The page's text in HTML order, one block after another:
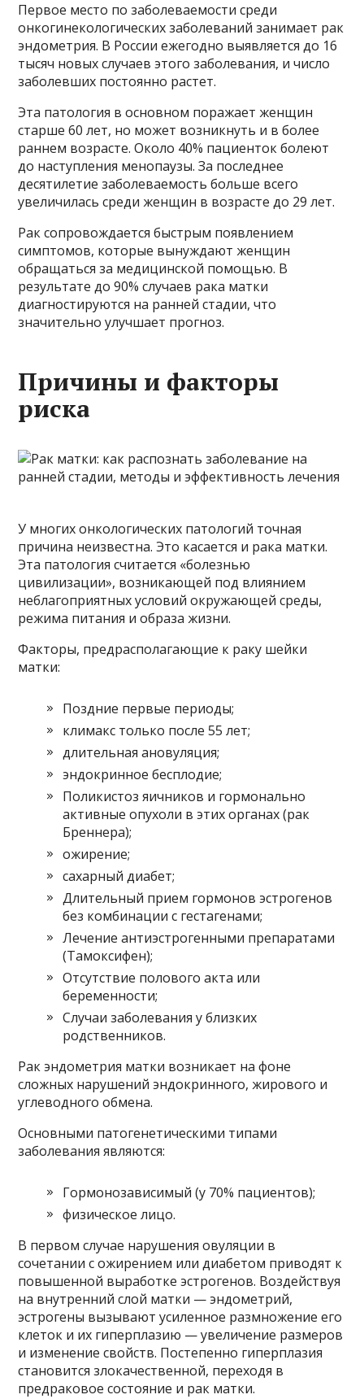
Первое место по заболеваемости среди
онкогинекологических заболеваний занимает рак
эндометрия. В России ежегодно выявляется до 16
тысяч новых случаев этого заболевания, и число
заболевших постоянно растет.
Эта патология в основном поражает женщин
старше 60 лет, но может возникнуть и в более
раннем возрасте. Около 40% пациенток болеют
до наступления менопаузы. За последнее
десятилетие заболеваемость больше всего
увеличилась среди женщин в возрасте до 29 лет.
Рак сопровождается быстрым появлением
симптомов, которые вынуждают женщин
обращаться за медицинской помощью. В
результате до 90% случаев рака матки
диагностируются на ранней стадии, что
значительно улучшает прогноз.
Причины и факторы
риска
У многих онкологических патологий точная
причина неизвестна. Это касается и рака матки.
Эта патология считается «болезнью
цивилизации», возникающей под влиянием
неблагоприятных условий окружающей среды,
режима питания и образа жизни.
Факторы, предрасполагающие к раку шейки
матки:
Поздние первые периоды;
климакс только после 55 лет;
длительная ановуляция;
эндокринное бесплодие;
Поликистоз яичников и гормонально
активные опухоли в этих органах (рак
Бреннера);
ожирение;
сахарный диабет;
Длительный прием гормонов эстрогенов
без комбинации с гестагенами;
Лечение антиэстрогенными препаратами
(Тамоксифен);
Отсутствие полового акта или
беременности;
Случаи заболевания у близких
родственников.
Рак эндометрия матки возникает на фоне
сложных нарушений эндокринного, жирового и
углеводного обмена.
Основными патогенетическими типами
заболевания являются:
Гормонозависимый (у 70% пациентов);
физическое лицо.
В первом случае нарушения овуляции в
сочетании с ожирением или диабетом приводят к
повышенной выработке эстрогенов. Воздействуя
на внутренний слой матки — эндометрий,
эстрогены вызывают усиленное размножение его
клеток и их гиперплазию — увеличение размеров
и изменение свойств. Постепенно гиперплазия
становится злокачественной, переходя в
предраковое состояние и рак матки.